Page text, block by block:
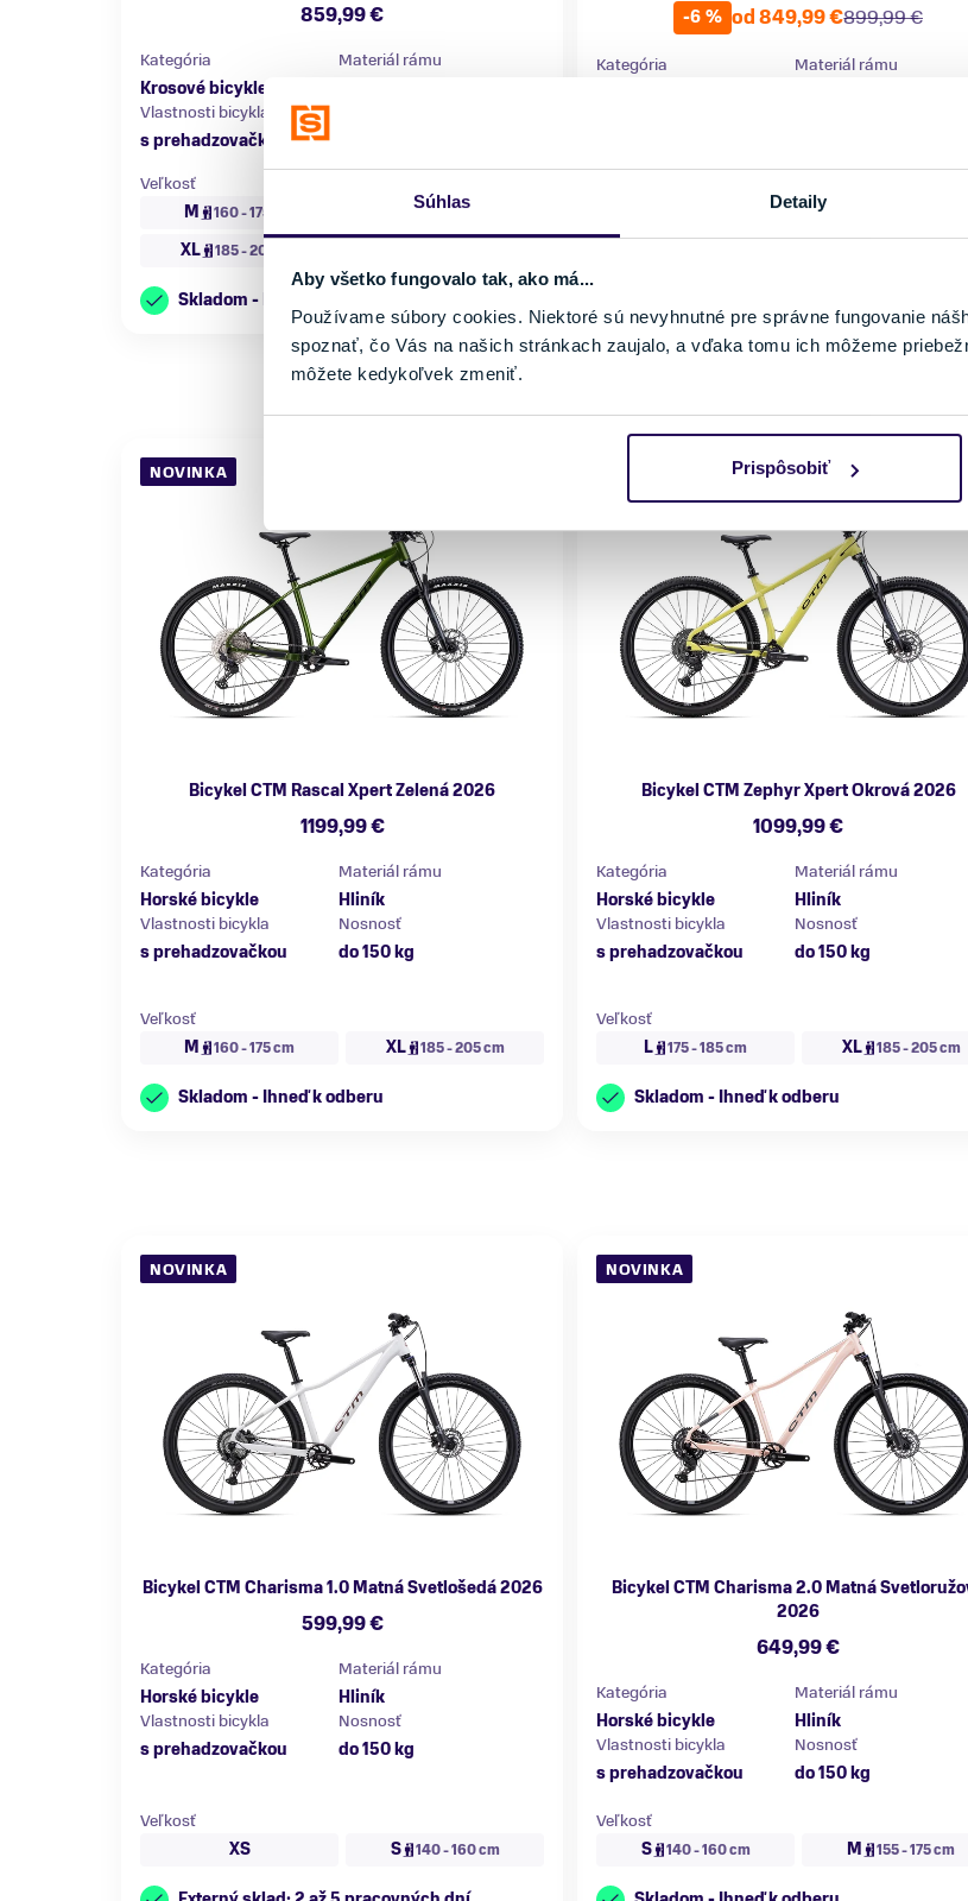
Súhlas Detaily
Aby všetko fungovalo tak, ako má...
Používame súbory cookies. Niektoré sú nevyhnutné pre správne fungovanie
spoznať, čo Vás na našich stránkach zaujalo, a vďaka tomu ich môžeme
môžete kedykoľvek zmeniť.
Prispôsobiť
859,99 €
Kategória
Krosové bicykle
Materiál rámu
Vlastnosti bicykla
s prehadzovačkou
Veľkosť
M
160 - 175 cm 175 - 185 cm
XL 185 - 205 cm
Skladom - Ihneď k odberu
-6 %
899,99 €
od 849,99 €
Kategória
Materiál rámu
NOVINKA
Bicykel CTM Rascal Xpert Zelená 2026
1199,99 €
Kategória
Horské bicykle
Materiál rámu
Hliník
Vlastnosti bicykla
s prehadzovačkou
Nosnosť
do 150 kg
Veľkosť
M
160 - 175 cm XL 185 - 205 cm
Skladom - Ihneď k odberu
Bicykel CTM Zephyr Xpert Okrová 2026
1099,99 €
Kategória
Horské bicykle
Materiál rámu
Hliník
Vlastnosti bicykla
s prehadzovačkou
Nosnosť
do 150 kg
Veľkosť
L
175 - 185 cm XL 185 - 205 cm
Skladom - Ihneď k odberu
NOVINKA
Bicykel CTM Charisma 1.0 Matná Svetlošedá 2026
599,99 €
Kategória
Horské bicykle
Materiál rámu
Hliník
Vlastnosti bicykla
s prehadzovačkou
Nosnosť
do 150 kg
Veľkosť
XS
S 140 - 160 cm
NOVINKA
Bicykel CTM Charisma 2.0 Matná
2026
649,99 €
Kategória
Horské bicykle
Materiál rámu
Hliník
Vlastnosti bicykla
s prehadzovačkou
Nosnosť
do 150 kg
Veľkosť
S
140 - 160 cm M 155 - 175 cm